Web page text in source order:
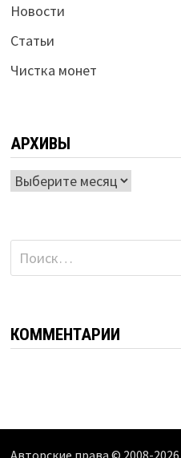
Новости
Статьи
Чистка монет
АРХИВЫ
Архивы
Найти:
КОММЕНТАРИИ
Авторские права © 2008-2026